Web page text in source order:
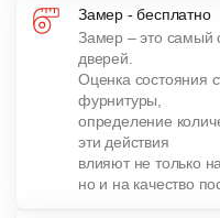
Замер - бесплатно
Замер – это самый
дверей.
Оценка состояния
фурнитуры,
определение
эти действия
влияют не только
но и на качество